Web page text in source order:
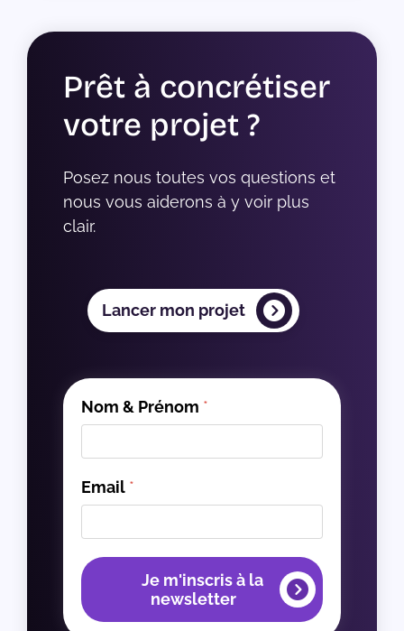
Prêt à concrétiser
votre projet ?
Posez nous toutes vos questions et
nous vous aiderons à y voir plus
clair.
Lancer mon projet
Nom & Prénom *
Email *
Je m'inscris à la
newsletter